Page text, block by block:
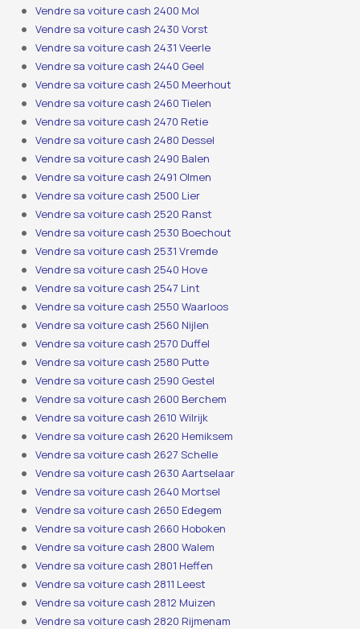
Vendre sa voiture cash 2400 Mol
Vendre sa voiture cash 2430 Vorst
Vendre sa voiture cash 2431 Veerle
Vendre sa voiture cash 2440 Geel
Vendre sa voiture cash 2450 Meerhout
Vendre sa voiture cash 2460 Tielen
Vendre sa voiture cash 2470 Retie
Vendre sa voiture cash 2480 Dessel
Vendre sa voiture cash 2490 Balen
Vendre sa voiture cash 2491 Olmen
Vendre sa voiture cash 2500 Lier
Vendre sa voiture cash 2520 Ranst
Vendre sa voiture cash 2530 Boechout
Vendre sa voiture cash 2531 Vremde
Vendre sa voiture cash 2540 Hove
Vendre sa voiture cash 2547 Lint
Vendre sa voiture cash 2550 Waarloos
Vendre sa voiture cash 2560 Nijlen
Vendre sa voiture cash 2570 Duffel
Vendre sa voiture cash 2580 Putte
Vendre sa voiture cash 2590 Gestel
Vendre sa voiture cash 2600 Berchem
Vendre sa voiture cash 2610 Wilrijk
Vendre sa voiture cash 2620 Hemiksem
Vendre sa voiture cash 2627 Schelle
Vendre sa voiture cash 2630 Aartselaar
Vendre sa voiture cash 2640 Mortsel
Vendre sa voiture cash 2650 Edegem
Vendre sa voiture cash 2660 Hoboken
Vendre sa voiture cash 2800 Walem
Vendre sa voiture cash 2801 Heffen
Vendre sa voiture cash 2811 Leest
Vendre sa voiture cash 2812 Muizen
Vendre sa voiture cash 2820 Rijmenam